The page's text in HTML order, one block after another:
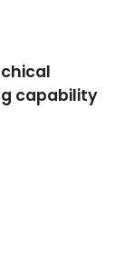
capability